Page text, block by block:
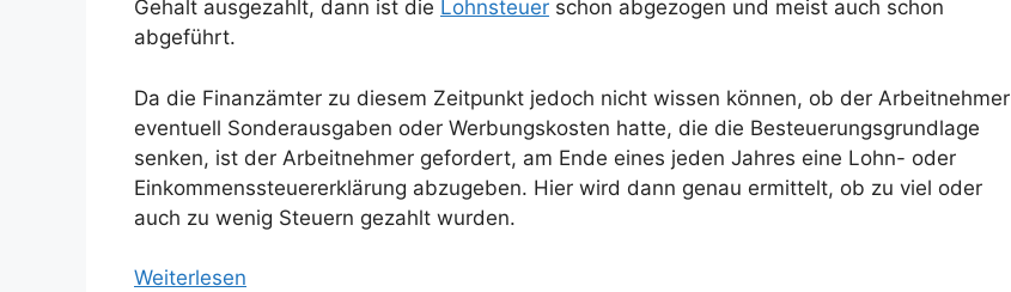
Gehalt ausgezahlt, dann ist die Lohnsteuer schon abgezogen und meist auch schon
abgeführt.
Da die Finanzämter zu diesem Zeitpunkt jedoch nicht wissen können, ob der Arbeitnehmer
eventuell Sonderausgaben oder Werbungskosten hatte, die die Besteuerungsgrundlage
senken, ist der Arbeitnehmer gefordert, am Ende eines jeden Jahres eine Lohn- oder
Einkommenssteuererklärung abzugeben. Hier wird dann genau ermittelt, ob zu viel oder
auch zu wenig Steuern gezahlt wurden.
Weiterlesen